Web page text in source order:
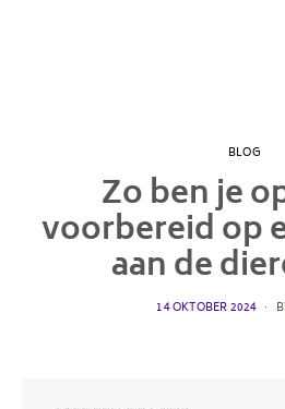
BLOG
Zo ben je
voorbereid op
aan de
POSTED
14 OKTOBER 2024